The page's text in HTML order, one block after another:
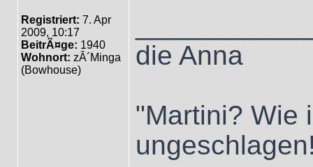
Registriert: 7. Apr
2009, 10:17
BeitrÃ¤ge: 1940
Wohnort: zÂ´Minga
(Bowhouse)
die Anna
"Martini? Wie